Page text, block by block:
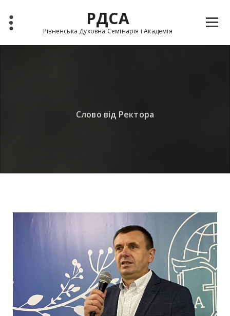
content
РДСА
Рівненська Духовна Семінарія і Академія
Слово від Ректора